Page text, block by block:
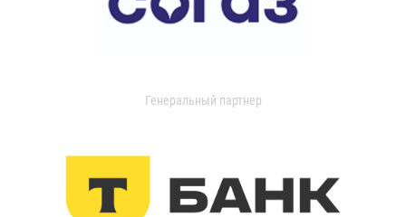
Генеральный партнер